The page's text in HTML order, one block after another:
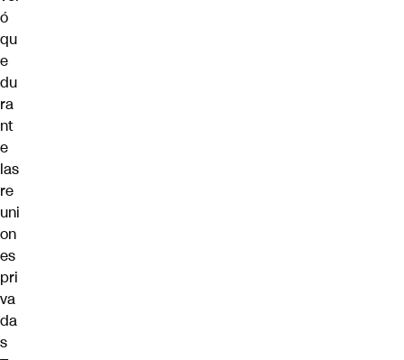
ó
qu
e
du
ra
nt
e
las
re
uni
on
es
pri
va
da
s